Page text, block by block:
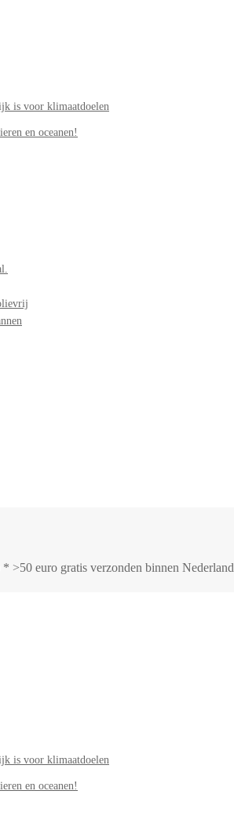
is voor klimaatdoelen
en oceanen!
>50 euro gratis verzonden binnen Nederland
is voor klimaatdoelen
en oceanen!